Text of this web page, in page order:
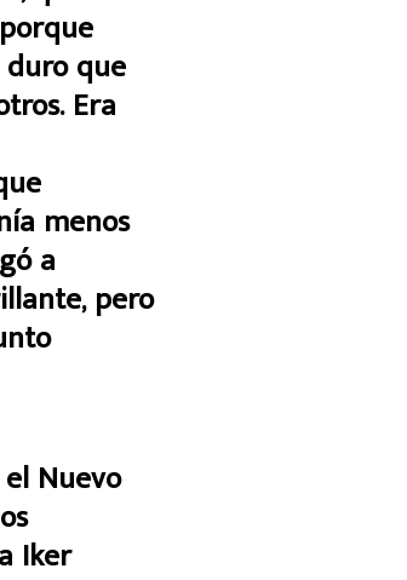
que
Era
menos
a
pero
Nuevo
Iker